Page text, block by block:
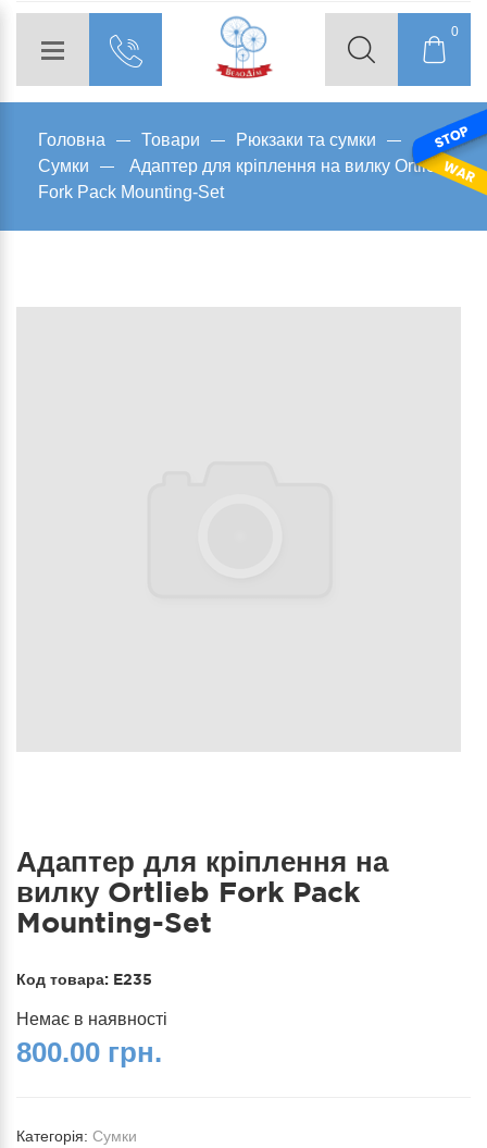
0
Головна Товари
Рюкзаки та сумки
Сумки
Адаптер для кріплення на вилку Ortlieb
Fork Pack Mounting-Set
Адаптер для кріплення на
вилку Ortlieb Fork Pack
Mounting-Set
Код товара: E235
Немає в наявності
800.00 грн.
Категорія: Сумки